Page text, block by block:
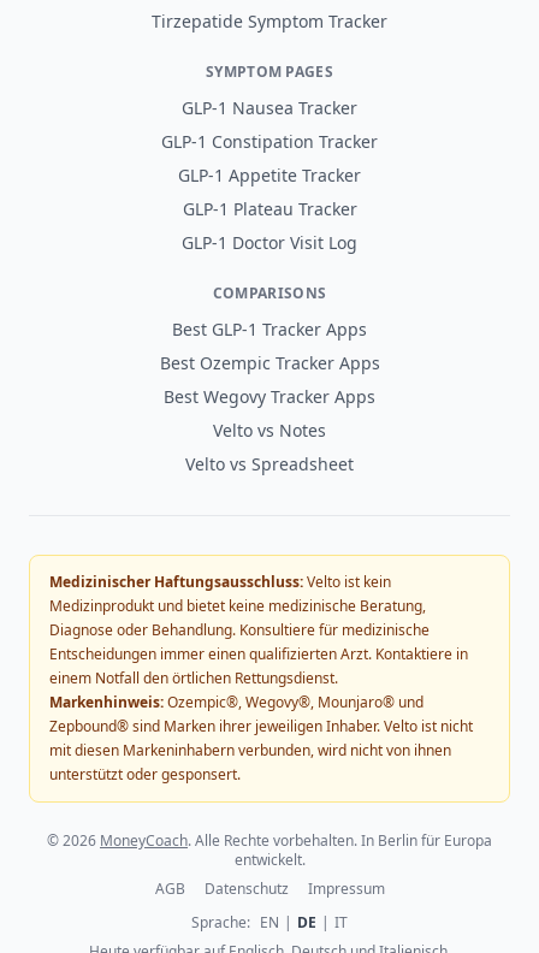
Tirzepatide Symptom Tracker
SYMPTOM PAGES
GLP-1 Nausea Tracker
GLP-1 Constipation Tracker
GLP-1 Appetite Tracker
GLP-1 Plateau Tracker
GLP-1 Doctor Visit Log
COMPARISONS
Best GLP-1 Tracker Apps
Best Ozempic Tracker Apps
Best Wegovy Tracker Apps
Velto vs Notes
Velto vs Spreadsheet
Medizinischer Haftungsausschluss:Velto ist kein
Medizinprodukt und bietet keine medizinische Beratung,
Diagnose oder Behandlung. Konsultiere für medizinische
Entscheidungen immer einen qualifizierten Arzt. Kontaktiere in
einem Notfall den örtlichen Rettungsdienst.
Markenhinweis:Ozempic®, Wegovy®, Mounjaro® und
Zepbound® sind Marken ihrer jeweiligen Inhaber. Velto ist nicht
mit diesen Markeninhabern verbunden, wird nicht von ihnen
unterstützt oder gesponsert.
©2026 MoneyCoach. Alle Rechte vorbehalten. In Berlin für Europa
entwickelt.
AGB
Datenschutz
Impressum
Sprache: EN | DE | IT